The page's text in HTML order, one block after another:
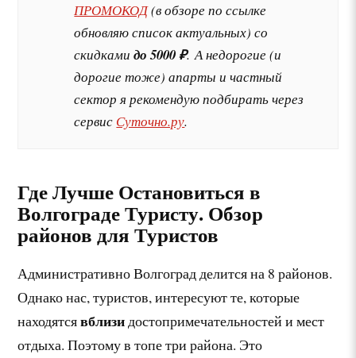
ПРОМОКОД(в обзоре по ссылке
обновляю список актуальных) со
скидкамидо 5000 ₽. А недорогие (и
дорогие тоже) апарты и частный
сектор я рекомендую подбирать через
сервис Суточно.ру.
Где Лучше Остановиться в
Волгограде Туристу. Обзор
районов для Туристов
Административно Волгоград делится на 8 районов.
Однако нас, туристов, интересуют те, которые
находятсявблизидостопримечательностей и мест
отдыха. Поэтому в топе три района. Это